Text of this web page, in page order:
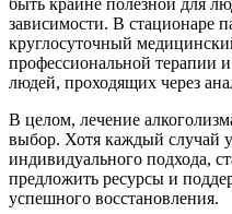
быть крайне полезной для
зависимости. В стационаре
круглосуточный
профессиональной терапии
людей, проходящих через
В целом, лечение
выбор. Хотя каждый случай
индивидуального подхода,
предложить ресурсы и
успешного восстановления.